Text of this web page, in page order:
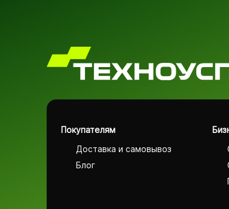
Покупателям
Доставка и самовывоз
Блог